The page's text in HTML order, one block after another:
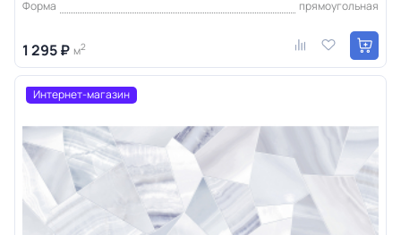
Форма
прямоугольная
1 295 ₽ м2
Интернет-магазин